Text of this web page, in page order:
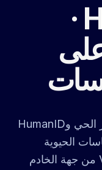
HumanAuthn ·
شغّل مطابقة الوجه وكشف الحضور الحي وHumanID
الحيوية
التقليدية تغطّي إدارة معرض Verifik من جهة الخادم